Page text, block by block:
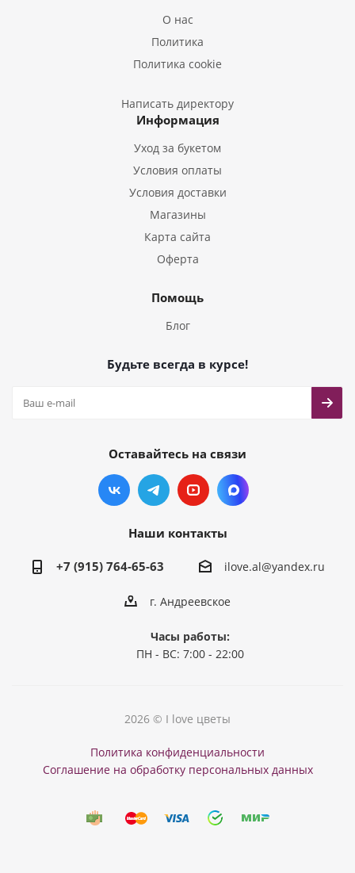
Букеты из Эустом
Букеты из Гладиолусов
Букеты из Тюльпанов
О нас
Политика
Политика cookie
Написать директору
Информация
Уход за букетом
Условия оплаты
Условия доставки
Магазины
Карта сайта
Оферта
Помощь
Блог
Будьте всегда в курсе!
Оставайтесь на связи
Наши контакты
+7 (915) 764-65-63 ilove.al@yandex.ru
г. Андреевское
Часы работы:
ПН - ВС: 7:00 - 22:00
2026 © I love цветы
Политика конфиденциальности
Соглашение на обработку персональных данных